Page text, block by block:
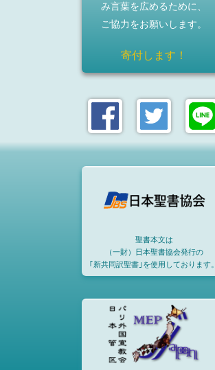
み言葉を広めるために、
ご協力をお願いします。
寄付します！
聖書本文は
（一財）日本聖書協会発行の
｢新共同訳聖書｣を使用しております。